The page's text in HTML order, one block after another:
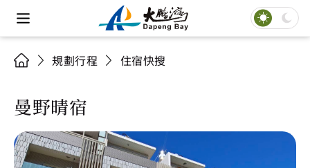
規劃行程 住宿快搜
曼野晴宿